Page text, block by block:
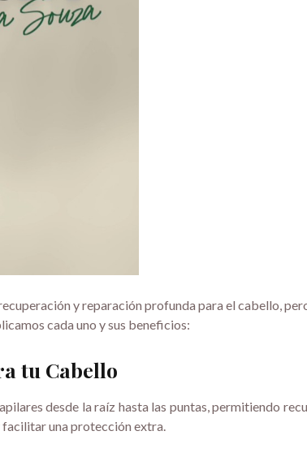
y reparación profunda para el cabello,
cada uno y sus beneficios:
tu Cabello
desde la raíz hasta las puntas, permitiendo
una protección extra.